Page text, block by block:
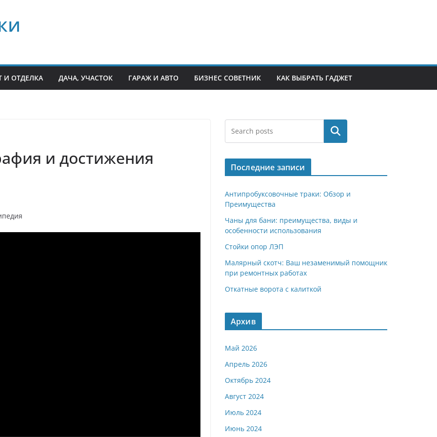
И ОТДЕЛКА ДАЧА, УЧАСТОК ГАРАЖ И АВТО БИЗНЕС СОВЕТНИК КАК ВЫБРАТЬ ГАДЖЕТ
и достижения
Поиск
Последние записи
Антипробуксовочные траки: Обзор и
Преимущества
Чаны для бани: преимущества, виды и
особенности использования
Стойки опор ЛЭП
Малярный скотч: Ваш незаменимый помощник
при ремонтных работах
Откатные ворота с калиткой
Архив
Май 2026
Апрель 2026
Октябрь 2024
Август 2024
Июль 2024
Июнь 2024